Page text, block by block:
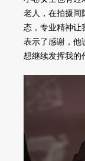
老人，在拍摄间
态，专业精神让
表示了感谢，他
想继续发挥我的